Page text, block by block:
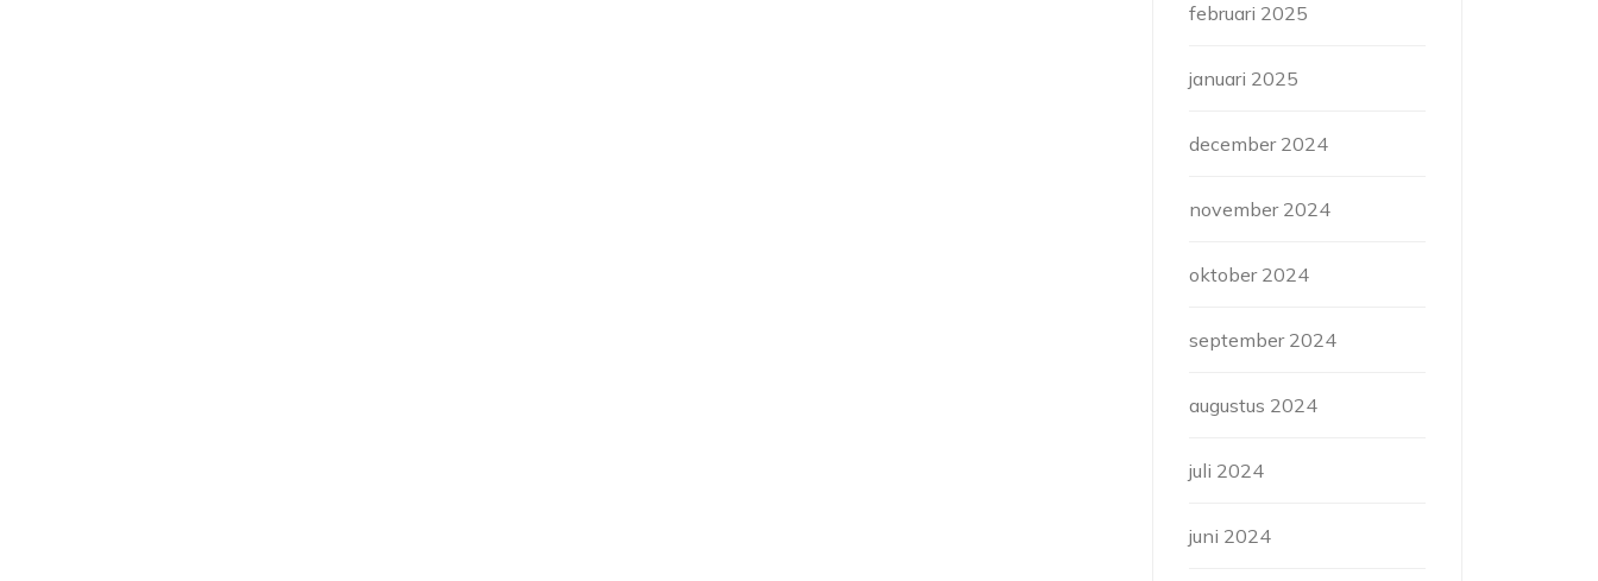
februari 2025
januari 2025
december 2024
november 2024
oktober 2024
september 2024
augustus 2024
juli 2024
juni 2024